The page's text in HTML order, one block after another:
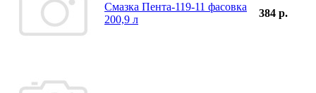
Смазка Пента-119-11 фасовка
200,9 л
384 р.